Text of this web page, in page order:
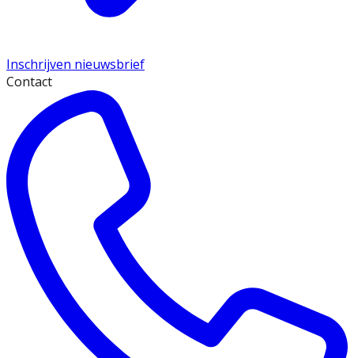
Inschrijven nieuwsbrief
Contact